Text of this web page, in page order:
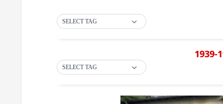
SELECT TAG
1939-
SELECT TAG